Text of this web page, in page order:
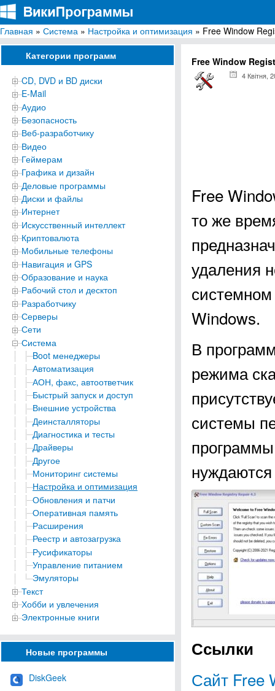
ВикиПрограммы
Энциклопедия бесплатных компьютерных программ для Windows
Главная » Система » Настройка и оптимизация » Free Window
Категории программ
CD, DVD и BD диски
E-Mail
Аудио
Безопасность
Веб-разработчику
Видео
Геймерам
Графика и дизайн
Деловые программы
Диски и файлы
Интернет
Искусственный интеллект
Криптовалюта
Мобильные телефоны
Навигация и GPS
Образование и наука
Рабочий стол и десктоп
Разработчику
Серверы
Сети
Система
Boot менеджеры
Автоматизация
АОН, факс, автоответчик
Быстрый запуск и доступ
Внешние устройства
Деинсталляторы
Диагностика и тесты
Драйверы
Другое
Мониторинг системы
Настройка и оптимизация
Обновления и патчи
Оперативная память
Расширения
Реестр и автозагрузка
Русификаторы
Управление питанием
Эмуляторы
Текст
Хобби и увлечения
Электронные книги
Новые программы
DiskGeek
Free Window
4 Квітня,
Free
то же
удаления
Windows.
В
режима
системы
программы
Ссылки
Сайт Free